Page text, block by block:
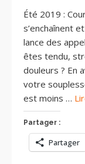
Été 2019 :
s’enchaînent
lance des
êtes tendu,
douleurs ? En
votre
est moins …
Partager :
Partager